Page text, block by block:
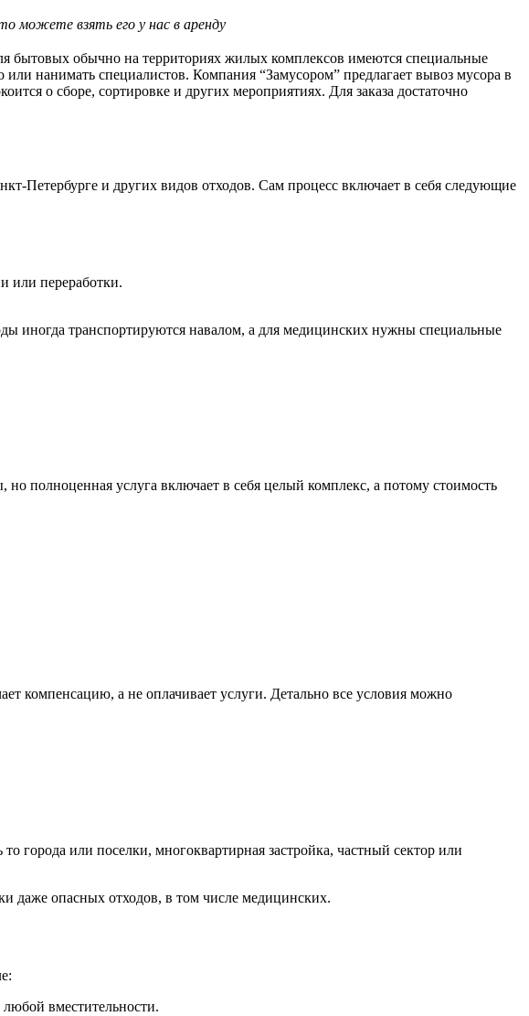
можете взять его у нас в аренду
бытовых обычно на территориях жилых комплексов имеются специальные
нанимать специалистов. Компания “Замусором” предлагает вывоз мусора в
о сборе, сортировке и других мероприятиях. Для заказа достаточно
Петербурге и других видов отходов. Сам процесс включает в себя следующие
или переработки.
иногда транспортируются навалом, а для медицинских нужны специальные
полноценная услуга включает в себя целый комплекс, а потому стоимость
компенсацию, а не оплачивает услуги. Детально все условия можно
города или поселки, многоквартирная застройка, частный сектор или
даже опасных отходов, в том числе медицинских.
вместительности.